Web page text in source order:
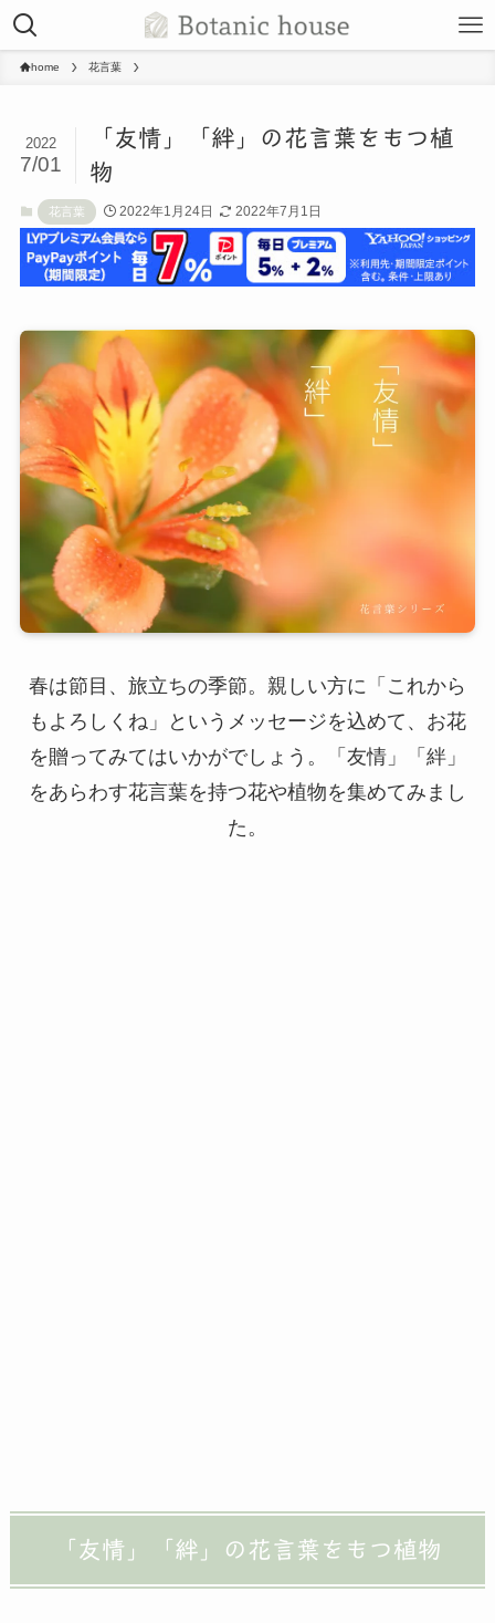
home 花言葉
「友情」「絆」の花言葉をもつ植
物
2022
7/01
花言葉 2022年1月24日 2022年7月1日
春は節目、旅立ちの季節。親しい方に「これから
もよろしくね」というメッセージを込めて、お花
を贈ってみてはいかがでしょう。「友情」「絆」
をあらわす花言葉を持つ花や植物を集めてみまし
た。
「友情」「絆」の花言葉をもつ植物